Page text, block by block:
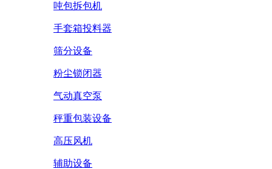
吨包拆包机
手套箱投料器
筛分设备
粉尘锁闭器
气动真空泵
秤重包装设备
高压风机
辅助设备